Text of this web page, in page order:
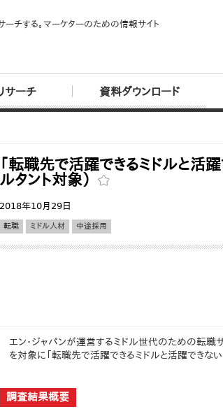
ーチする。マーケターのための情報サイト
サーチ 資料ダウンロード
「転職先で活躍できるミドルと活
ルタント対象）
2018年10月29日
転職 ミドル人材 中途採用
エン・ジャパンが運営するミドル世代のための転職
を対象に「転職先で活躍できるミドルと活躍できな
調査結果概要